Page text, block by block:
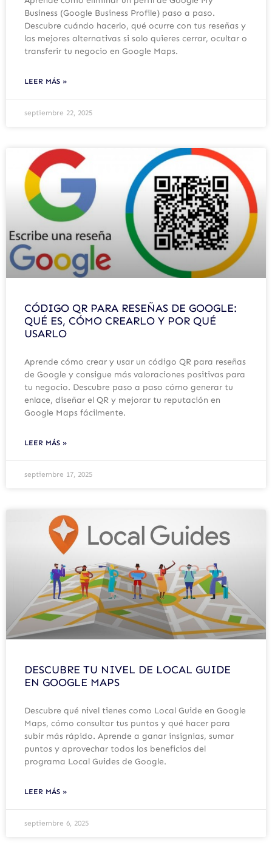
Business (Google Business Profile) paso a paso.
Descubre cuándo hacerlo, qué ocurre con tus reseñas y
las mejores alternativas si solo quieres cerrar, ocultar o
transferir tu negocio en Google Maps.
LEER MÁS »
septiembre 22, 2025
CÓDIGO QR PARA RESEÑAS DE GOOGLE:
QUÉ ES, CÓMO CREARLO Y POR QUÉ
USARLO
Aprende cómo crear y usar un código QR para reseñas
de Google y consigue más valoraciones positivas para
tu negocio. Descubre paso a paso cómo generar tu
enlace, diseñar el QR y mejorar tu reputación en
Google Maps fácilmente.
LEER MÁS »
septiembre 17, 2025
DESCUBRE TU NIVEL DE LOCAL GUIDE
EN GOOGLE MAPS
Descubre qué nivel tienes como Local Guide en Google
Maps, cómo consultar tus puntos y qué hacer para
subir más rápido. Aprende a ganar insignias, sumar
puntos y aprovechar todos los beneficios del
programa Local Guides de Google.
LEER MÁS »
septiembre 6, 2025